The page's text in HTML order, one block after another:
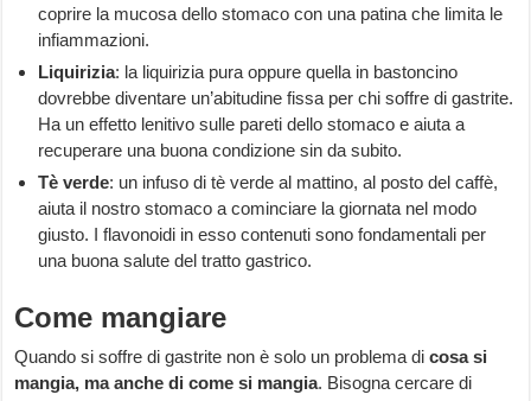
coprire la mucosa dello stomaco con una patina che limita le
infiammazioni.
Liquirizia: la liquirizia pura oppure quella in bastoncino
dovrebbe diventare un’abitudine fissa per chi soffre di gastrite.
Ha un effetto lenitivo sulle pareti dello stomaco e aiuta a
recuperare una buona condizione sin da subito.
Tè verde: un infuso di tè verde al mattino, al posto del caffè,
aiuta il nostro stomaco a cominciare la giornata nel modo
giusto. I flavonoidi in esso contenuti sono fondamentali per
una buona salute del tratto gastrico.
Come mangiare
Quando si soffre di gastrite non è solo un problema dicosa si
mangia, ma anche di come si mangia. Bisogna cercare di